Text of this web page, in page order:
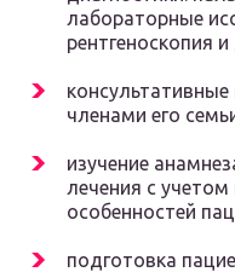
лабораторные
рентгеноскопия и
членами его
изучение
лечения с
особенностей
подготовка